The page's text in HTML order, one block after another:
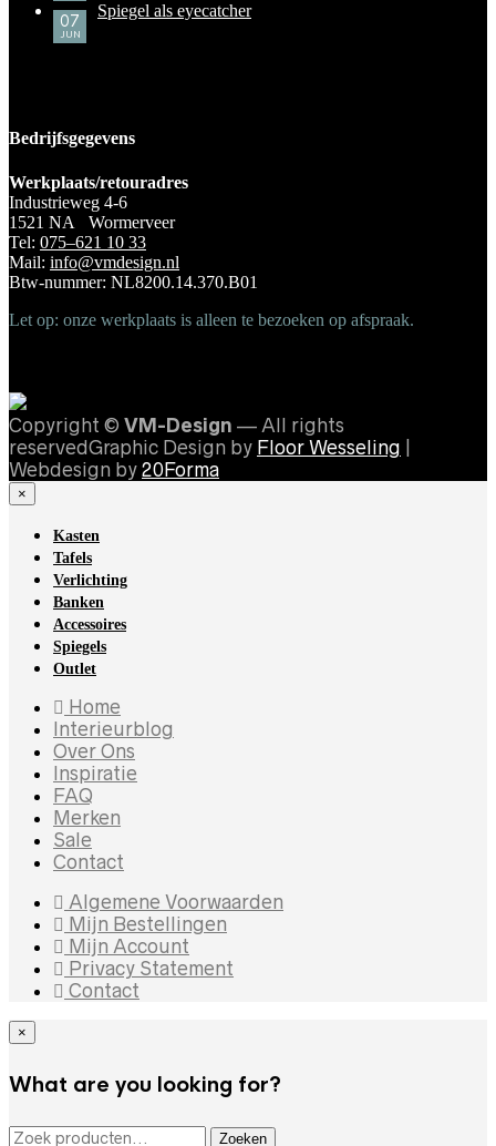
07
JUN
Spiegel als eyecatcher
Bedrijfsgegevens
Werkplaats/retouradres
Industrieweg 4-6
1521 NA Wormerveer
Tel: 075–621 10 33
Mail: info@vmdesign.nl
Btw-nummer: NL8200.14.370.B01
Let op: onze werkplaats is alleen te bezoeken op afspraak.
Copyright © VM-Design — All rights
reservedGraphic Design by Floor Wesseling
Webdesign by 20Forma
×
Kasten
Tafels
Verlichting
Banken
Accessoires
Spiegels
Outlet
Home
Interieurblog
Over Ons
Inspiratie
FAQ
Merken
Sale
Contact
Algemene Voorwaarden
Mijn Bestellingen
Mijn Account
Privacy Statement
Contact
×
What are you looking for?
ZOEKEN NAAR: Zoeken